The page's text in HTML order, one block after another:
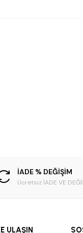
İADE % DEĞİŞİM
Ücretsiz İADE VE
ULAŞIN